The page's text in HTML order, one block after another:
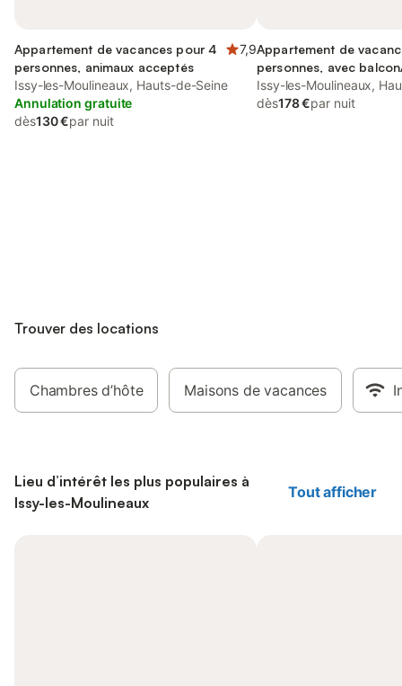
Appartement de vacances pour 4
personnes, animaux acceptés
7,9
Issy-les-Moulineaux, Hauts-de-Seine
Annulation gratuite
dès130 €par nuit
Appartement de
personnes, avec
animaux acceptés
Issy-les-Moulineaux,
dès178 €par nuit
Trouver des locations
Chambres d’hôte Maisons de vacances
Lieu d’intérêt les plus populaires à
Issy-les-Moulineaux
Tout afficher